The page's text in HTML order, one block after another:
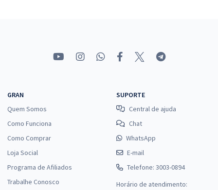
GRAN
Quem Somos
Como Funciona
Como Comprar
Loja Social
Programa de Afiliados
Trabalhe Conosco
SUPORTE
Central de ajuda
Chat
WhatsApp
E-mail
Telefone: 3003-0894
Horário de atendimento: